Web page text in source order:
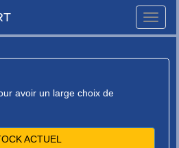
Toggle
avoir un large choix de
ACTUEL